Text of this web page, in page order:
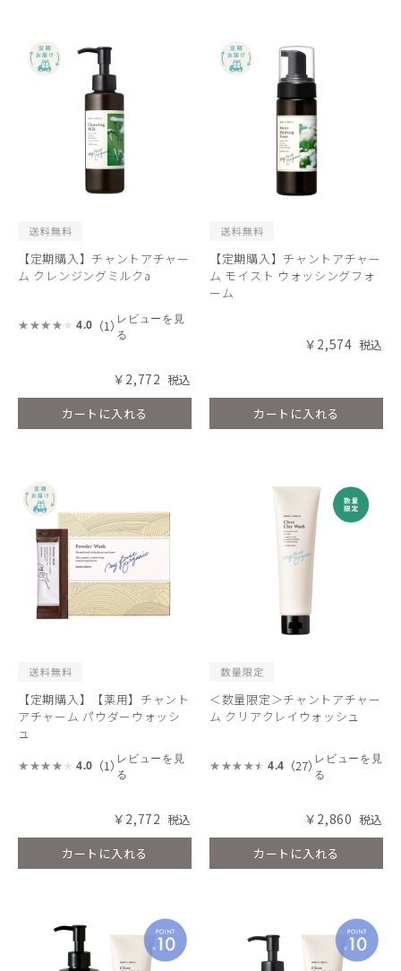
【定期購入】チャントアチャー
ム クレンジングミルクa
4.0 （1） レビューを見
る
￥2,772
カートに入れる
【定期購入】チャントアチャー
ム モイスト ウォッシングフォ
ーム
￥2,574
カートに入れる
【定期購入】【薬用】チャント
アチャーム パウダーウォッシ
ュ
4.0 （1） レビューを見
る
￥2,772
カートに入れる
＜数量限定＞チャントアチャー
ム クリアクレイウォッシュ
4.4 （27） レビューを見
る
￥2,860
カートに入れる